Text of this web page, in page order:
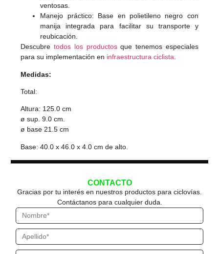
ventosas.
Manejo práctico: Base en polietileno negro con
manija integrada para facilitar su transporte y
reubicación.
Descubre todos los productosque tenemos especiales
para su implementación en infraestructura ciclista.
Medidas:
Total:
Altura: 125.0 cm
ø sup. 9.0 cm.
ø base 21.5 cm
Base: 40.0 x 46.0 x 4.0 cm de alto.
CONTACTO
Gracias por tu interés en nuestros productos para ciclovías.
Contáctanos para cualquier duda.